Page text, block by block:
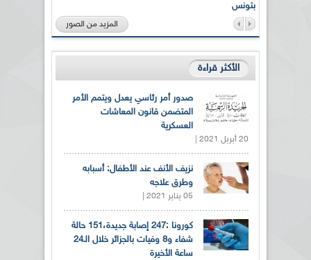
بتونس
المزيد من الصور
الأكثر قراءة
صدور أمر رئاسي يعدل ويتمم الأمر
المتضمن قانون المعاشات
العسكرية
20 أبريل 2021 |
نزيف الأنف عند الأطفال: أسبابه
وطرق علاجه
05 يناير 2021 |
كورونا :247 إصابة جديدة،151 حالة
شفاء و8 وفيات بالجزائر خلال الـ24
ساعة الأخيرة